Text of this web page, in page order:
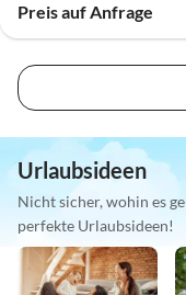
Preis auf Anfrage
Urlaubsideen
Nicht sicher, wohin es
perfekte Urlaubsideen!